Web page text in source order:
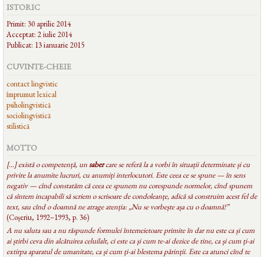
ISTORIC
Primit: 30 aprilie 2014
Acceptat: 2 iulie 2014
Publicat: 13 ianuarie 2015
CUVINTE-CHEIE
contact lingvistic
împrumut lexical
psiholingvistică
sociolingvistică
stilistică
MOTTO
[...] există o competență, unsabercare se referă la a vorbi în situații determinate și cu
privire la anumite lucruri, cu anumiți interlocutori. Este ceea ce se spune — în sens
negativ — cînd constatăm că ceea ce spunem nu corespunde normelor, cînd spunem
că sîntem incapabili să scriem o scrisoare de condoleanțe, adică să construim acest fel de
text, sau cînd o doamnă ne atrage atenția: „Nu se vorbește așa cu o doamnă!”
(Coșeriu, 1992–1993, p. 36)
A nu saluta sau a nu răspunde formulei întemeietoare primite în dar nu este ca și cum
ai știrbi ceva din alcătuirea celuilalt, ci este ca și cum te-ai dezice de tine, ca și cum ți-ai
extirpa aparatul de umanitate, ca și cum ți-ai blestema părinții. Este ca atunci cînd te